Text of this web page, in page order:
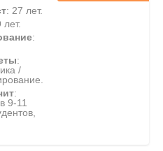
: 27 лет.
лет.
:
:
/
:
9-11